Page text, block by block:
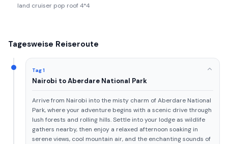
land cruiser pop roof 4*4
Tagesweise Reiseroute
Tag 1
Nairobi to Aberdare National Park
Arrive from Nairobi into the misty charm of Aberdare National
Park, where your adventure begins with a scenic drive through
lush forests and rolling hills. Settle into your lodge as wildlife
gathers nearby, then enjoy a relaxed afternoon soaking in
serene views, cool mountain air, and the enchanting sounds of